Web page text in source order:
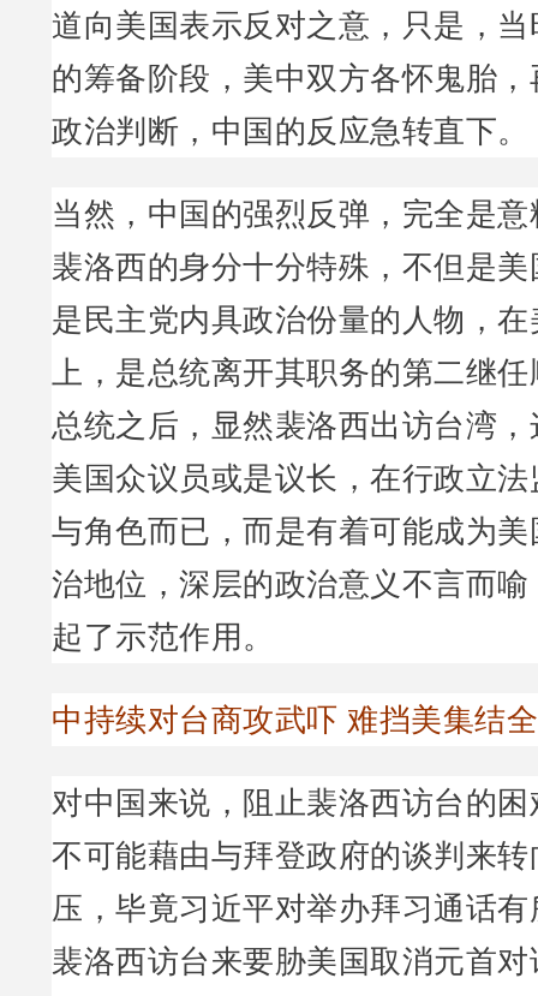
道向美国表示反对之意，只是，
的筹备阶段，美中双方各怀鬼胎
政治判断，中国的反应急转直下。
当然，中国的强烈反弹，完全是
裴洛西的身分十分特殊，不但是
是民主党内具政治份量的人物，
上，是总统离开其职务的第二继
总统之后，显然裴洛西出访台湾
美国众议员或是议长，在行政立
与角色而已，而是有着可能成为
治地位，深层的政治意义不言而
起了示范作用。
中持续对台商攻武吓 难挡美集结
对中国来说，阻止裴洛西访台的
不可能藉由与拜登政府的谈判来
压，毕竟习近平对举办拜习通话
裴洛西访台来要胁美国取消元首